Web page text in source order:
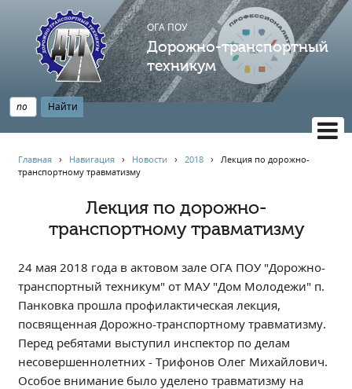
ОГА ПОУ
Дорожно-транспортный
техникум
НАВИГАЦИЯ
Профессионалитет
Опрос по качеству образования
Новости
Наблюдательный совет
Информация
Независимая оценка качества
Главная › Навигация › Новости ›2018 ›Лекция по дорожно-
транспортному травматизму
Лекция по дорожно-
транспортному травматизму
24 мая 2018 года в актовом зале ОГА ПОУ "Дорожно-
транспортный техникум" от МАУ "Дом Молодежи" п.
Панковка прошла профилактическая лекция,
посвященная Дорожно-транспортному травматизму.
Перед ребятами выступил инспектор по делам
несовершеннолетних - Трифонов Олег Михайлович.
Особое внимание было уделено травматизму на